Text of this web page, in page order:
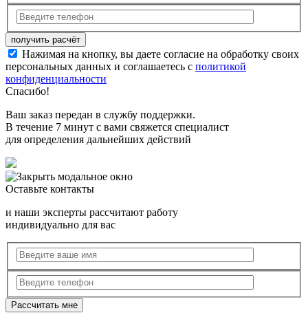
Нажимая на кнопку, вы даете согласие на обработку своих
персональных данных и соглашаетесь с политикой
конфиденциальности
Спасибо!
Ваш заказ передан в службу поддержки.
В течение 7 минут с вами свяжется специалист
для определения дальнейших действий
Оставьте контакты
и наши эксперты рассчитают работу
индивидуально для вас